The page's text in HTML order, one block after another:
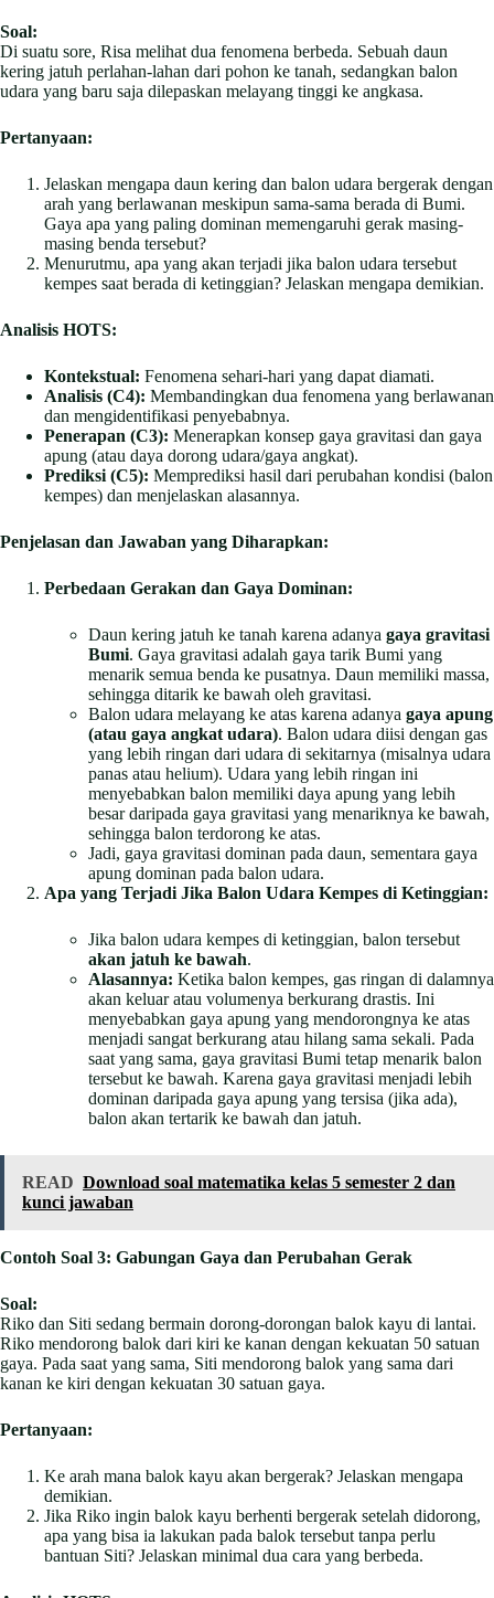
Soal:
Di suatu sore, Risa melihat dua fenomena berbeda. Sebuah daun
kering jatuh perlahan-lahan dari pohon ke tanah, sedangkan balon
udara yang baru saja dilepaskan melayang tinggi ke angkasa.
Pertanyaan:
Jelaskan mengapa daun kering dan balon udara bergerak dengan
arah yang berlawanan meskipun sama-sama berada di Bumi.
Gaya apa yang paling dominan memengaruhi gerak masing-
masing benda tersebut?
Menurutmu, apa yang akan terjadi jika balon udara tersebut
kempes saat berada di ketinggian? Jelaskan mengapa demikian.
Analisis HOTS:
Kontekstual: Fenomena sehari-hari yang dapat diamati.
Analisis (C4): Membandingkan dua fenomena yang berlawanan
dan mengidentifikasi penyebabnya.
Penerapan (C3): Menerapkan konsep gaya gravitasi dan gaya
apung (atau daya dorong udara/gaya angkat).
Prediksi (C5): Memprediksi hasil dari perubahan kondisi (balon
kempes) dan menjelaskan alasannya.
Penjelasan dan Jawaban yang Diharapkan:
Perbedaan Gerakan dan Gaya Dominan:
Daun kering jatuh ke tanah karena adanya gaya gravitasi
Bumi. Gaya gravitasi adalah gaya tarik Bumi yang
menarik semua benda ke pusatnya. Daun memiliki massa,
sehingga ditarik ke bawah oleh gravitasi.
Balon udara melayang ke atas karena adanya gaya apung
(atau gaya angkat udara). Balon udara diisi dengan gas
yang lebih ringan dari udara di sekitarnya (misalnya udara
panas atau helium). Udara yang lebih ringan ini
menyebabkan balon memiliki daya apung yang lebih
besar daripada gaya gravitasi yang menariknya ke bawah,
sehingga balon terdorong ke atas.
Jadi, gaya gravitasi dominan pada daun, sementara gaya
apung dominan pada balon udara.
Apa yang Terjadi Jika Balon Udara Kempes di Ketinggian:
Jika balon udara kempes di ketinggian, balon tersebut
akan jatuh ke bawah.
Alasannya: Ketika balon kempes, gas ringan di dalamnya
akan keluar atau volumenya berkurang drastis. Ini
menyebabkan gaya apung yang mendorongnya ke atas
menjadi sangat berkurang atau hilang sama sekali. Pada
saat yang sama, gaya gravitasi Bumi tetap menarik balon
tersebut ke bawah. Karena gaya gravitasi menjadi lebih
dominan daripada gaya apung yang tersisa (jika ada),
balon akan tertarik ke bawah dan jatuh.
READ Download soal matematika kelas 5 semester 2 dan
kunci jawaban
Contoh Soal 3: Gabungan Gaya dan Perubahan Gerak
Soal:
Riko dan Siti sedang bermain dorong-dorongan balok kayu di lantai.
Riko mendorong balok dari kiri ke kanan dengan kekuatan 50 satuan
gaya. Pada saat yang sama, Siti mendorong balok yang sama dari
kanan ke kiri dengan kekuatan 30 satuan gaya.
Pertanyaan:
Ke arah mana balok kayu akan bergerak? Jelaskan mengapa
demikian.
Jika Riko ingin balok kayu berhenti bergerak setelah didorong,
apa yang bisa ia lakukan pada balok tersebut tanpa perlu
bantuan Siti? Jelaskan minimal dua cara yang berbeda.